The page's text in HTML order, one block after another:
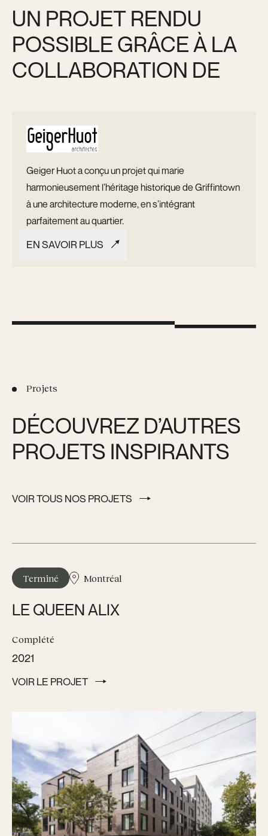
UN PROJET RENDU
POSSIBLE GRÂCE À LA
COLLABORATION DE
Geiger Huot a conçu un projet qui marie
harmonieusement l’héritage historique de Griffintown
à une architecture moderne, en s’intégrant
parfaitement au quartier.
EN SAVOIR PLUS
Projets
DÉCOUVREZ D’AUTRES
PROJETS INSPIRANTS
VOIR TOUS NOS PROJETS
Terminé Montréal
LE QUEEN ALIX
Complété
2021
VOIR LE PROJET